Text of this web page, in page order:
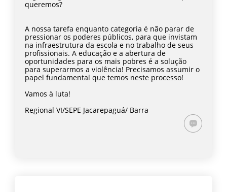
queremos?
A nossa tarefa enquanto categoria é não parar de
pressionar os poderes públicos, para que invistam
na infraestrutura da escola e no trabalho de seus
profissionais. A educação e a abertura de
oportunidades para os mais pobres é a solução
para superarmos a violência! Precisamos assumir o
papel fundamental que temos neste processo!
Vamos à luta!
Regional VI/SEPE Jacarepaguá/ Barra